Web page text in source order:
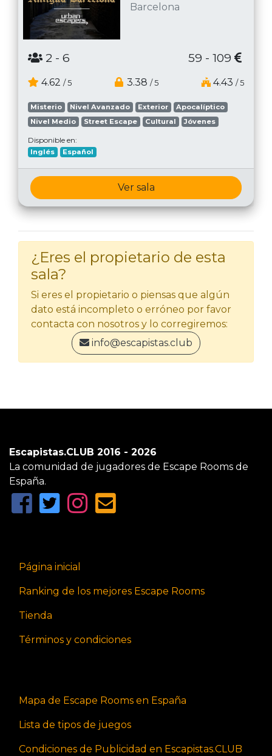
Barcelona
2 - 6 59 - 109
4.62 / 5 3.38 / 5 4.43 / 5
Misterio Nivel Avanzado Exterior
Apocalíptico
Nivel Medio
Street Escape Cultural Jóvenes
Disponible en:
Inglés Español
Ver sala
¿Eres el propietario de esta
sala?
Si eres el propietario o piensas que algún
dato está incompleto o erróneo por favor
contacta con nosotros y lo corregiremos:
info@escapistas.club
Escapistas.CLUB 2016 - 2026
La comunidad de jugadores de Escape Rooms de
España.
Página inicial
Ranking de los mejores Escape Rooms
Tienda
Términos y condiciones
Mapa de Escape Rooms en España
Lista de tipos de juegos
Condiciones de Publicidad en Escapistas.CLUB